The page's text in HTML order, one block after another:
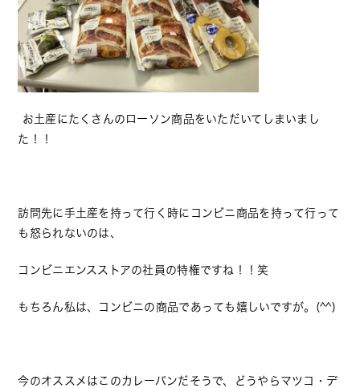
お土産にたくさんのローソン商品をいただいてしまいまし
た！！
訪問先に手土産を持って行く時にコンビニ商品を持って行って
も怒られないのは、
コンビニエンスストアの社員の特権ですね！！笑
もちろん私は、コンビニの商品であっても嬉しいですが。(^^)
今のオススメはこのカレーパンだそうで、どうやらマツコ・デ